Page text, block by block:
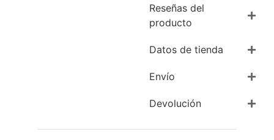
Reseñas del
producto
Datos de tienda
Envío
Devolución